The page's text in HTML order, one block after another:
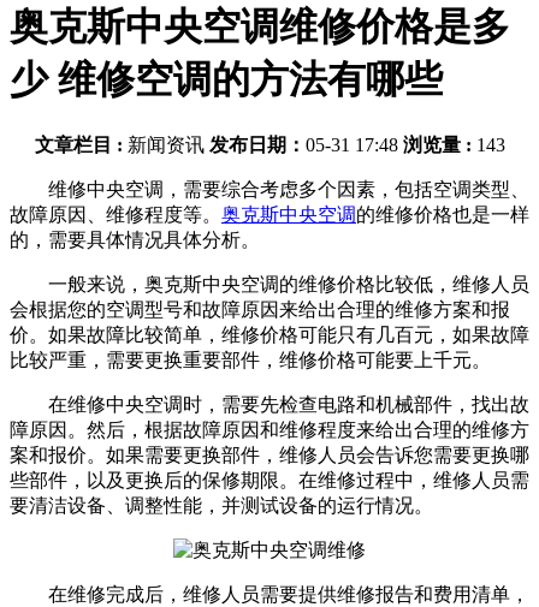
奥克斯中央空调维修价格是多
少 维修空调的方法有哪些
文章栏目 : 新闻资讯 发布日期： 05-31 17:48 浏览量 : 143
维修中央空调，需要综合考虑多个因素，包括空调类型、
故障原因、维修程度等。 奥克斯中央空调的维修价格也是一样
的，需要具体情况具体分析。
一般来说，奥克斯中央空调的维修价格比较低，维修人员
会根据您的空调型号和故障原因来给出合理的维修方案和报
价。如果故障比较简单，维修价格可能只有几百元，如果故障
比较严重，需要更换重要部件，维修价格可能要上千元。
在维修中央空调时，需要先检查电路和机械部件，找出故
障原因。然后，根据故障原因和维修程度来给出合理的维修方
案和报价。如果需要更换部件，维修人员会告诉您需要更换哪
些部件，以及更换后的保修期限。在维修过程中，维修人员需
要清洁设备、调整性能，并测试设备的运行情况。
在维修完成后，维修人员需要提供维修报告和费用清单，